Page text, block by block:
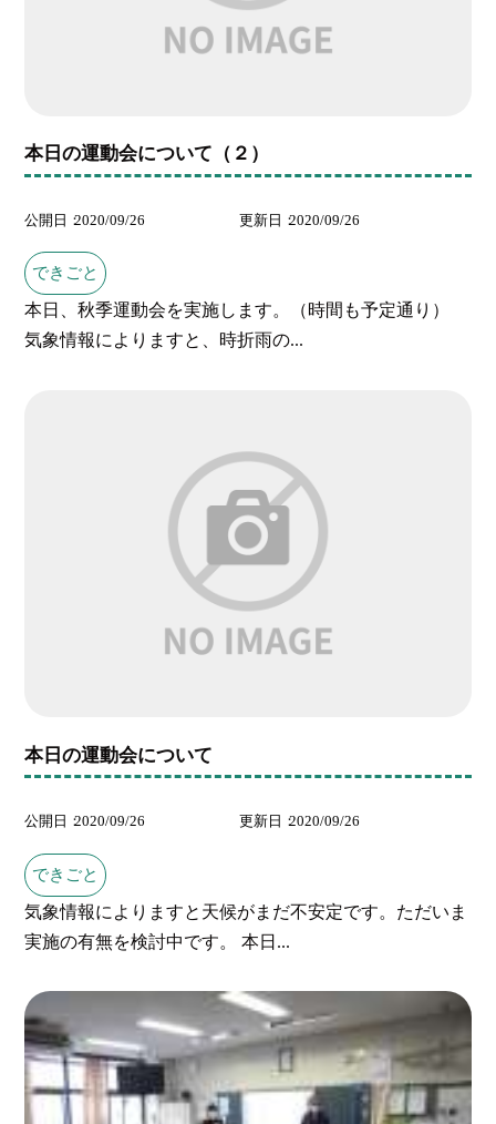
本日の運動会について（２）
公開日 2020/09/26 更新日 2020/09/26
できごと
本日、秋季運動会を実施します。（時間も予定通り）
気象情報によりますと、時折雨の...
本日の運動会について
公開日 2020/09/26 更新日 2020/09/26
できごと
気象情報によりますと天候がまだ不安定です。ただいま
実施の有無を検討中です。 本日...